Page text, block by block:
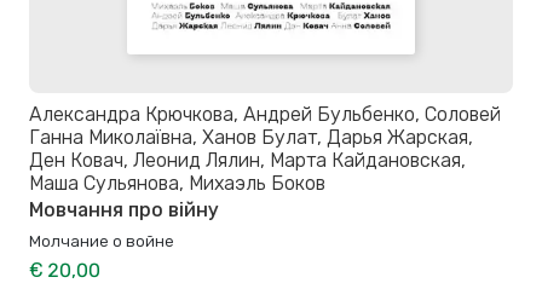
Александра Крючкова, Андрей Бульбенко, Соловей
Ганна Миколаївна, Ханов Булат, Дарья Жарская,
Ден Ковач, Леонид Лялин, Марта Кайдановская,
Маша Сульянова, Михаэль Боков
Мовчання про війну
Молчание о войне
€ 20,00